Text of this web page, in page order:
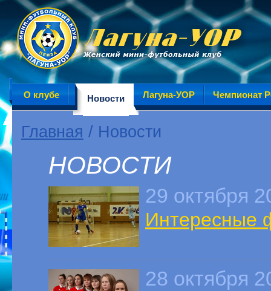
О клубе Новости Лагуна-УОР Чемпионат
Главная / Новости
НОВОСТИ
29 октября
Интересные
28 октября